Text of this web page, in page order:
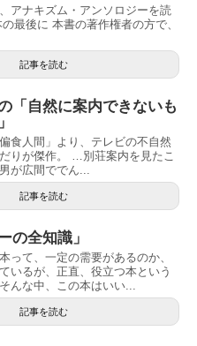
アナキズム・アンソロジーを読
最後に 本書の著作権者の方で、
記事を読む
「自然に案内できないも
食人間」より、テレビの不自然
りが傑作。 …別荘案内を見たこ
が広間ででん...
記事を読む
の全知識」
って、一定の需要があるのか、
いるが、正直、役立つ本という
んな中、この本はいい...
記事を読む